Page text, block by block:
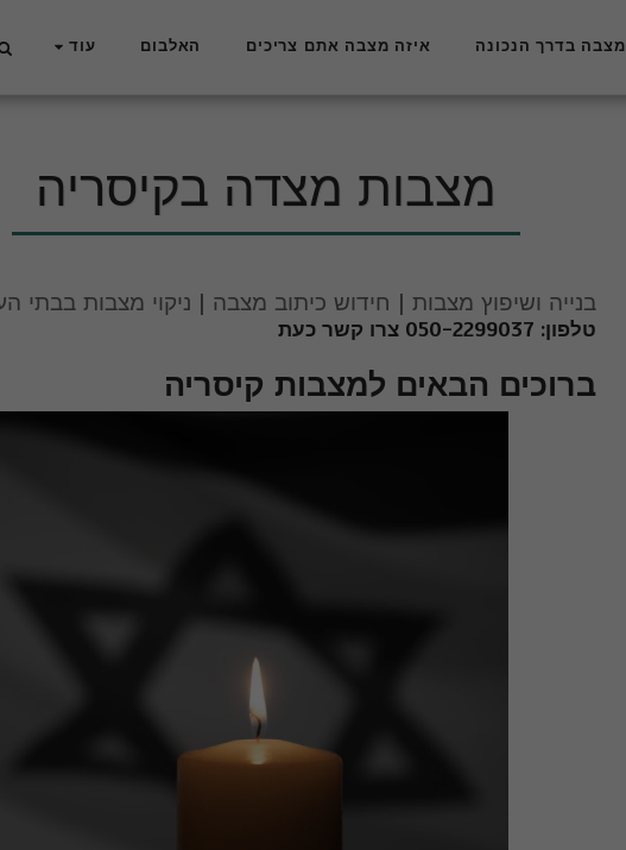
מצבה בדרך הנכונה איזה מצבה אתם צריכים האלבום עוד
מצבות מצדה בקיסריה
בנייה ושיפוץ מצבות | חידוש כיתוב מצבה | ניקוי מצבות בבתי
טלפון: 050-2299037 צרו קשר כעת
ברוכים הבאים למצבות קיסריה